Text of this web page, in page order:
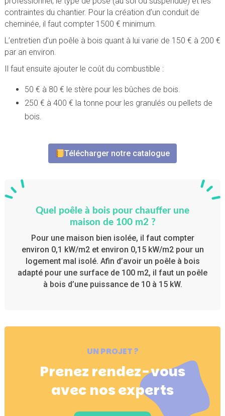
contraintes du chantier. Pour la création d’un conduit de
cheminée, il faut compter 1500 € minimum.
L’entretien d’un poêle à bois quant à lui varie de 150 € à 200 €
par an environ.
Il faut ensuite ajouter le coût du combustible :
50 € à 80 € le stère pour les bûches de bois.
250 € à 400 € la tonne pour les granulés ou pellets de
bois.
Télécharger notre catalogue
Quel poêle à bois pour chauffer une
maison de 100 m2 ?
Pour une maison bien isolée, il faut compter
environ 0,1 kW/m2 et environ 0,15 kW/m2 pour un
logement mal isolé. Afin d’avoir un poêle à bois
adapté pour une surface de 100 m2, il faut un poêle
à bois d’une puissance de 10 à 15 kW.
UN PROJET ?
Prenez rendez-vous
avec nos experts